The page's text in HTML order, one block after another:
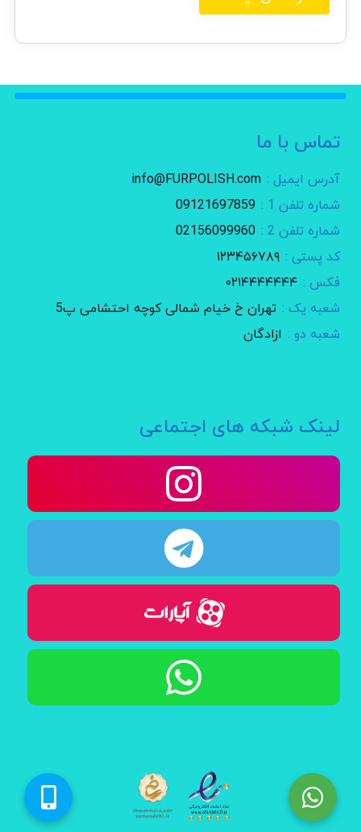
تماس با ما
آدرس ایمیل : info@FURPOLISH.com
شماره تلفن 1 :
09121697859
شماره تلفن 2 :
02156099960
کد پستی : ۱۲۳۴۵۶۷۸۹
فکس : ۰۲۱۴۴۴۴۴۴۴
شعبه یک : تهران خ خیام شمالی کوچه احتشامی پ5
شعبه دو : ازادگان
لینک شبکه های اجتماعی